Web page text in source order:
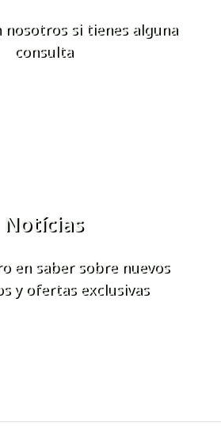
nosotros si tienes alguna
consulta
Notícias
en saber sobre nuevos
y ofertas exclusivas